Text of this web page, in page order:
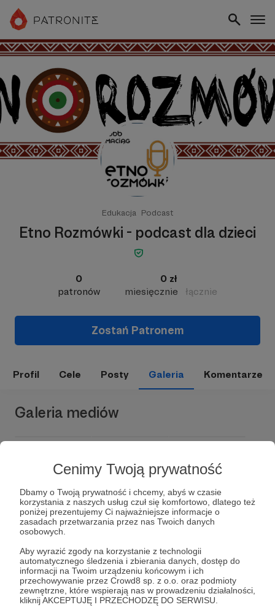
Cenimy Twoją prywatność
Dbamy o Twoją prywatność i chcemy, abyś w czasie
korzystania z naszych usług czuł się komfortowo, dlatego też
poniżej prezentujemy Ci najważniejsze informacje o
zasadach przetwarzania przez nas Twoich danych
osobowych.
Aby wyrazić zgody na korzystanie z technologii
automatycznego śledzenia i zbierania danych, dostęp do
informacji na Twoim urządzeniu końcowym i ich
przechowywanie przez Crowd8 sp. z o.o. oraz podmioty
zewnętrzne, które wspierają nas w prowadzeniu działalności,
kliknij AKCEPTUJĘ I PRZECHODZĘ DO SERWISU.
Edukacja Podcast
Etno Rozmówki - podcast dla dzieci
0
patronów
0 zł
miesięcznie
łącznie
Zostań Patronem
Profil Cele Posty Galeria Komentarze
Galeria mediów
Dołącz do grona Patronów!
Wesprzyj działalność AutoraEtno Rozmówki -
podcast dla dziecijuż teraz!